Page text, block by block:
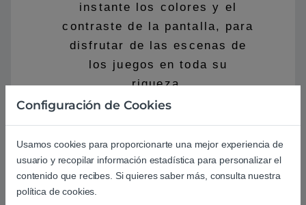
instante los colores y el
contraste de la pantalla, para
disfrutar de las escenas de
los juegos en toda su
riqueza.
Configuración de Cookies
Usamos cookies para proporcionarte una mejor experiencia de
usuario y recopilar información estadística para personalizar el
contenido que recibes. Si quieres saber más, consulta nuestra
política de cookies.